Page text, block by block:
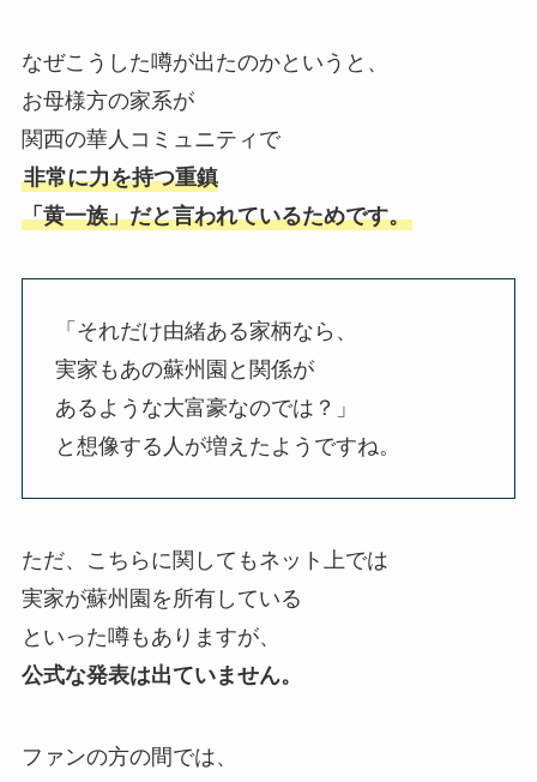
なぜこうした噂が出たのかというと、
お母様方の家系が
関西の華人コミュニティで
非常に力を持つ重鎮
「黄一族」だと言われているためです。
「それだけ由緒ある家柄なら、
実家もあの蘇州園と関係が
あるような大富豪なのでは？」
と想像する人が増えたようですね。
ただ、こちらに関してもネット上では
実家が蘇州園を所有している
といった噂もありますが、
公式な発表は出ていません。
ファンの方の間では、